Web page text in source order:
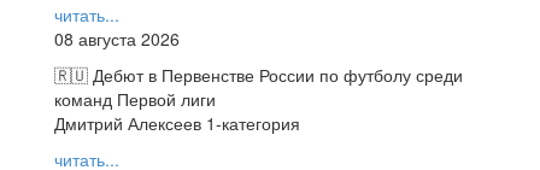
читать...
08 августа 2026
🇷🇺 Дебют в Первенстве России по футболу среди
команд Первой лиги
Дмитрий Алексеев 1-категория
читать...